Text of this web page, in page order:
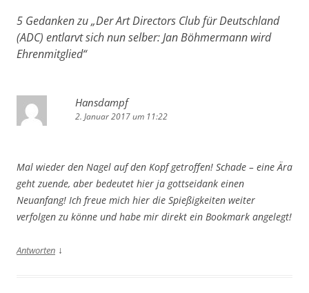
5 Gedanken zu „Der Art Directors Club für Deutschland
(ADC) entlarvt sich nun selber: Jan Böhmermann wird
Ehrenmitglied“
Hansdampf
2. Januar 2017 um 11:22
Mal wieder den Nagel auf den Kopf getroffen! Schade – eine Ära
geht zuende, aber bedeutet hier ja gottseidank einen
Neuanfang! Ich freue mich hier die Spießigkeiten weiter
verfolgen zu könne und habe mir direkt ein Bookmark angelegt!
Antworten ↓